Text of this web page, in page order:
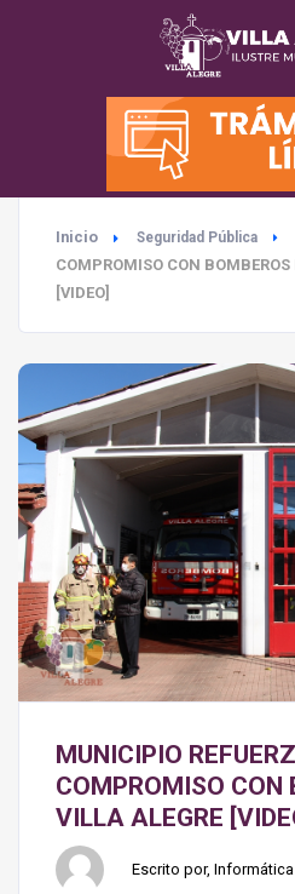
Inicio Seguridad Pública
COMPROMISO CON BOMBEROS
[VIDEO]
MUNICIPIO
COMPROMISO CON
VILLA ALEGRE
Escrito por,